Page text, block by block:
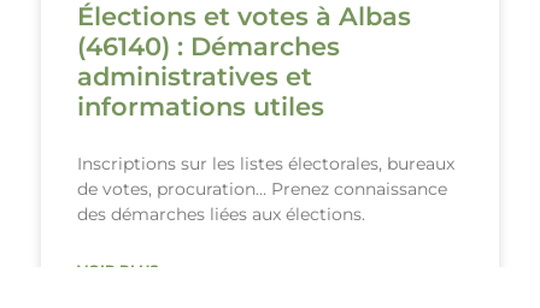
Élections et votes à Albas
(46140) : Démarches
administratives et
informations utiles
Inscriptions sur les listes électorales, bureaux
de votes, procuration… Prenez connaissance
des démarches liées aux élections.
VOIR PLUS ›